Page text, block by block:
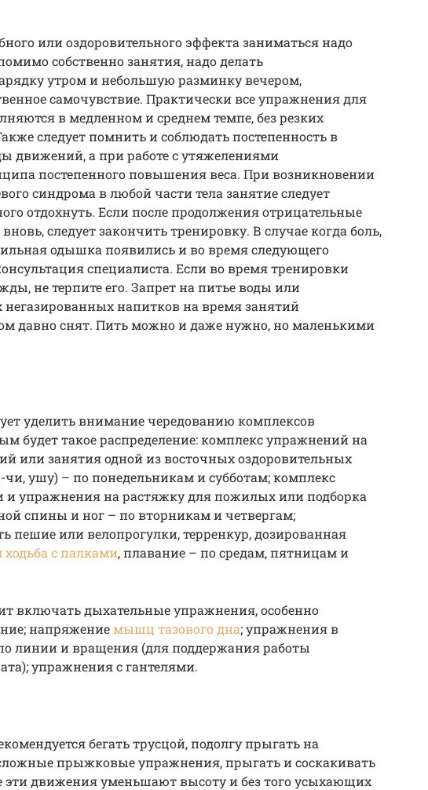
или оздоровительного эффекта заниматься надо
собственно занятия, надо делать
утром и небольшую разминку вечером,
самочувствие. Практически все упражнения для
в медленном и среднем темпе, без резких
следует помнить и соблюдать постепенность в
движений, а при работе с утяжелениями
постепенного повышения веса. При возникновении
синдрома в любой части тела занятие следует
отдохнуть. Если после продолжения отрицательные
следует закончить тренировку. В случае когда боль,
одышка появились и во время следующего
специалиста. Если во время тренировки
не терпите его. Запрет на питье воды или
напитков на время занятий
давно снят. Пить можно и даже нужно, но маленькими
уделить внимание чередованию комплексов
будет такое распределение: комплекс упражнений на
или занятия одной из восточных оздоровительных
ушу) – по понедельникам и субботам; комплекс
и упражнения на растяжку для пожилых или подборка
спины и ног – по вторникам и четвергам;
пешие или велопрогулки, терренкур, дозированная
с палками, плавание – по средам, пятницам и
включать дыхательные упражнения, особенно
напряжение мышц тазового дна; упражнения в
линии и вращения (для поддержания работы
упражнения с гантелями.
бегать трусцой, подолгу прыгать на
прыжковые упражнения, прыгать и соскакивать
эти движения уменьшают высоту и без того усыхающих